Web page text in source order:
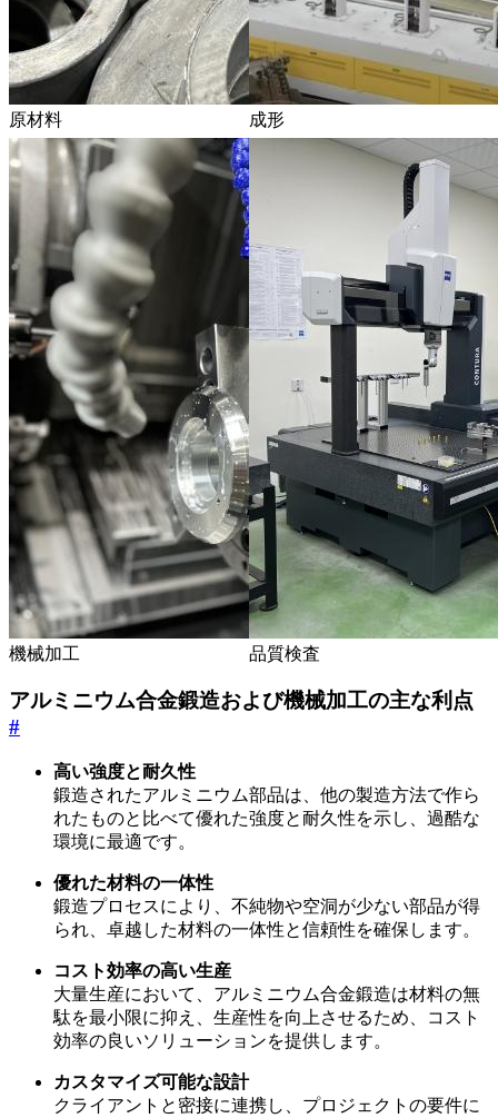
原材料 成形
機械加工 品質検査
アルミニウム合金鍛造および機械加工の主な利点
#
高い強度と耐久性
鍛造されたアルミニウム部品は、他の製造方法で作ら
れたものと比べて優れた強度と耐久性を示し、過酷な
環境に最適です。
優れた材料の一体性
鍛造プロセスにより、不純物や空洞が少ない部品が得
られ、卓越した材料の一体性と信頼性を確保します。
コスト効率の高い生産
大量生産において、アルミニウム合金鍛造は材料の無
駄を最小限に抑え、生産性を向上させるため、コスト
効率の良いソリューションを提供します。
カスタマイズ可能な設計
クライアントと密接に連携し、プロジェクトの要件に